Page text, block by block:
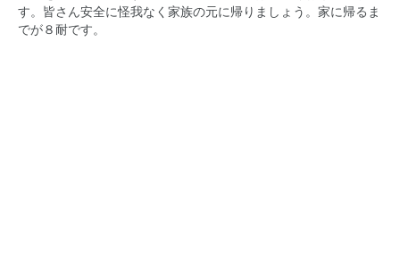
す。皆さん安全に怪我なく家族の元に帰りましょう。家に帰るま
でが８耐です。